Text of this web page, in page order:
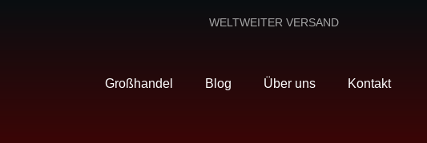
WELTWEITER VERSAND
Großhandel Blog Über uns Kontakt